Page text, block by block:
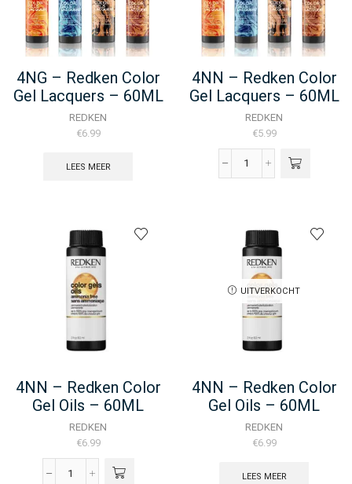
4NG – Redken Color
Gel Lacquers – 60ML
REDKEN
€6.99
LEES MEER
4NN – Redken Color
Gel Lacquers – 60ML
REDKEN
€5.99
4NN
Gel
Lacquers
-
60ML
aantal
4NN – Redken Color
Gel Oils – 60ML
REDKEN
€6.99
4NN
UITVERKOCHT
4NN – Redken Color
Gel Oils – 60ML
REDKEN
€6.99
LEES MEER